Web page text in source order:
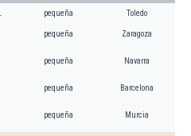
pequeña Toledo
pequeña Zaragoza
pequeña Navarra
pequeña Barcelona
pequeña Murcia